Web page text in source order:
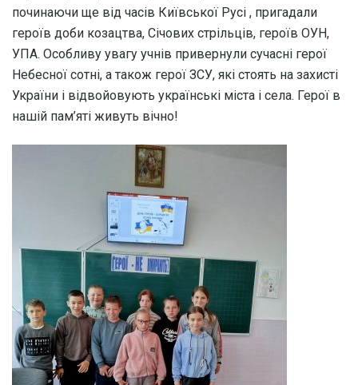
починаючи ще від часів Київської Русі , пригадали
героїв доби козацтва, Січових стрільців, героїв ОУН,
УПА. Особливу увагу учнів привернули сучасні герої
Небесної сотні, а також герої ЗСУ, які стоять на захисті
України і відвойовують українські міста і села. Герої в
нашій пам’яті живуть вічно!